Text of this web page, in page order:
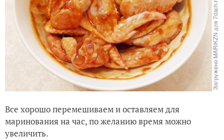
Все хорошо перемешиваем и оставляем для
маринования на час, по желанию время можно
увеличить.